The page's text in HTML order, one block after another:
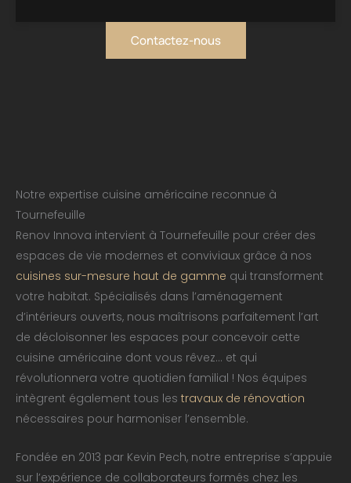
Contactez-nous
Notre expertise cuisine américaine reconnue à
Tournefeuille
Renov Innova intervient à Tournefeuille pour créer des
espaces de vie modernes et conviviaux grâce à nos
cuisines sur-mesure haut de gamme qui transforment
votre habitat. Spécialisés dans l’aménagement
d’intérieurs ouverts, nous maîtrisons parfaitement l’art
de décloisonner les espaces pour concevoir cette
cuisine américaine dont vous rêvez… et qui
révolutionnera votre quotidien familial ! Nos équipes
intègrent également tous les travaux de rénovation
nécessaires pour harmoniser l’ensemble.
Fondée en 2013 par Kevin Pech, notre entreprise s’appuie
sur l’expérience de collaborateurs formés chez les